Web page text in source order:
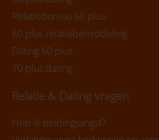
Relatiebureau 60 plus
60 plus relatiebemiddeling
Dating 60 plus
70 plus dating
Relatie & Dating vragen
Heb ik bindingsangst?